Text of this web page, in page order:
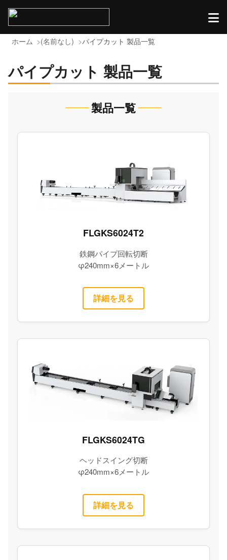
ホーム (名前なし) パイプカット 製品一覧
パイプカット 製品一覧
製品一覧
FLGKS6024T2
鉄鋼パイプ回転切断
φ240mm×6メートル
詳細を見る
FLGKS6024TG
ヘッドスイング切断
φ240mm×6メートル
詳細を見る